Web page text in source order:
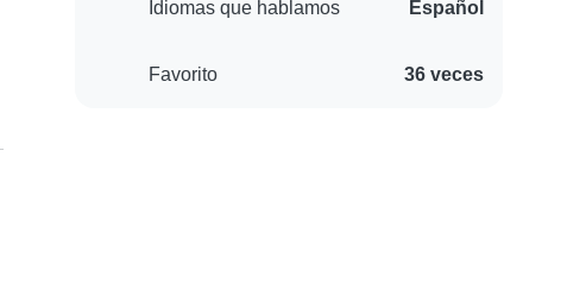
Idiomas que hablamos Español
Favorito 36 veces